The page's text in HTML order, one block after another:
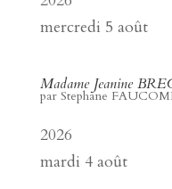
mercredi 5 août
Madame Jeanine
par Stephane
2026
mardi 4 août